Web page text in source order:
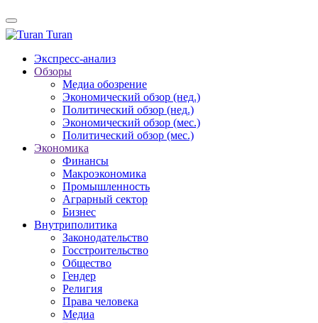
Turan
Экспресс-анализ
Обзоры
Медиа обозрение
Экономический обзор (нед.)
Политический обзор (нед.)
Экономический обзор (мес.)
Политический обзор (мес.)
Экономика
Финансы
Макроэкономика
Промышленность
Аграрный сектор
Бизнес
Внутриполитика
Законодательство
Госстроительство
Общество
Гендер
Религия
Права человека
Медиа